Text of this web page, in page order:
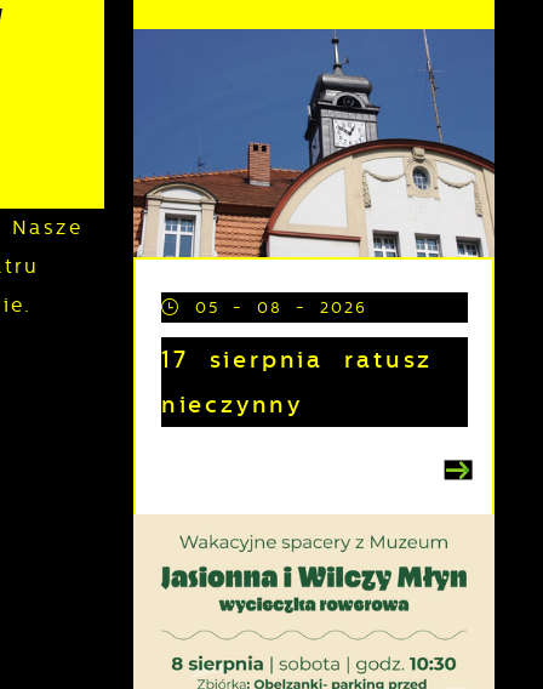
05 - 08 - 2026
17 sierpnia ratusz
nieczynny